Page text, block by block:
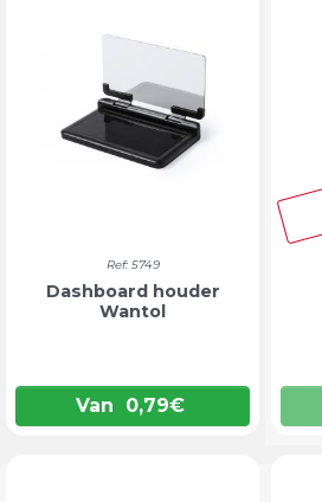
Ref: 5749
Dashboard houder
Wantol
Van 0,79€